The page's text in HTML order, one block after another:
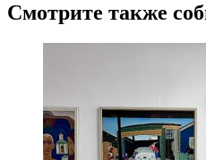
Смотрите также